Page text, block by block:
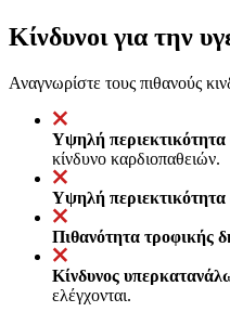
Κίνδυνοι για την
Αναγνωρίστε τους πιθανούς
Υψηλή περιεκτικότητα
κίνδυνο καρδιοπαθειών.
Υψηλή περιεκτικότητα
Πιθανότητα τροφικής
Κίνδυνος
ελέγχονται.